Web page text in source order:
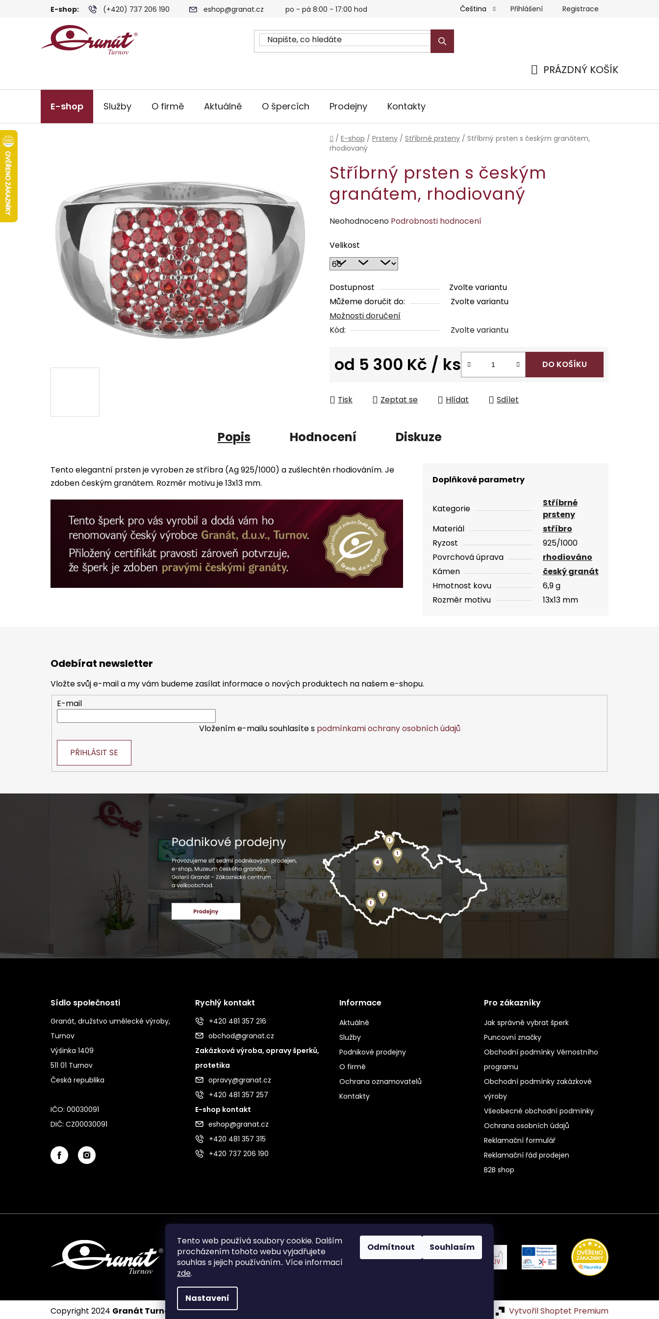
Tento web používá soubory cookie. Dalším
procházením tohoto webu vyjadřujete
souhlas s jejich používáním.. Více informací
zde.
Nastavení
Odmítnout Souhlasím
E-shop: (+420) 737 206 190 eshop@granat.cz po - pá 8:00 - 17:00 hod Čeština Přihlášení Registrace
PRÁZDNÝ KOŠÍK
E-shop Služby O firmě Aktuálně O špercích Prodejny Kontakty
Domů
/ E-shop / Prsteny / Stříbrné prsteny / Stříbrný prsten s českým granátem,
rhodiovaný
Stříbrný prsten s českým
granátem, rhodiovaný
Průměrné
produktu
je
0,0
z
5
hvězdiček.
Neohodnoceno Podrobnosti hodnocení
Velikost
Dostupnost
Zvolte variantu
Můžeme doručit do:
Zvolte variantu
Možnosti doručení
Kód:
Zvolte variantu
od 5 300 Kč / ks DO KOŠÍKU
Tisk Zeptat se Hlídat Sdílet
Popis Hodnocení Diskuze
Tento elegantní prsten je vyroben ze stříbra (Ag 925/1000) a zušlechtěn rhodiováním. Je
zdoben českým granátem. Rozměr motivu je 13x13 mm.
Doplňkové parametry
Kategorie
Stříbrné
prsteny
Materiál
stříbro
Ryzost
925/1000
Povrchová úprava
rhodiováno
Kámen
český granát
Hmotnost kovu
6,9 g
Rozměr motivu
13x13 mm
Odebírat newsletter
Vložte svůj e-mail a my vám budeme zasílat informace o nových produktech na našem e-shopu.
E-mail
Vložením e-mailu souhlasíte s podmínkami ochrany osobních údajů
PŘIHLÁSIT SE
Sídlo společnosti
Granát, družstvo umělecké výroby,
Turnov
Výšinka 1409
511 01 Turnov
Česká republika
IČO: 00030091
DIČ: CZ00030091
Rychlý kontakt
+420 481 357 216
obchod@granat.cz
Zakázková výroba, opravy šperků,
protetika
opravy@granat.cz
+420 481 357 257
E-shop kontakt
eshop@granat.cz
+420 481 357 315
+420 737 206 190
Informace
Aktuálně
Služby
Podnikové prodejny
O firmě
Ochrana oznamovatelů
Kontakty
Pro zákazníky
Jak správně vybrat šperk
Puncovní značky
Obchodní podmínky Věrnostního
programu
Obchodní podmínky zakázkové
výroby
Všeobecné obchodní podmínky
Ochrana osobních údajů
Reklamační formulář
Reklamační řád prodejen
B2B shop
Vytvořil Shoptet Premium
Copyright 2024 Granát Turnov . Všechna práva vyhrazena.